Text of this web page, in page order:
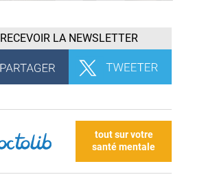
RECEVOIR LA NEWSLETTER
tout sur votre
santé mentale